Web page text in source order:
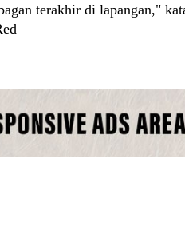
terakhir di lapangan,"